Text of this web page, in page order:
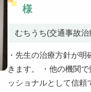
様
むちうち(交通事故治
・先生の治療方針が
きます。 ・他の機関
ッショナルとして信頼